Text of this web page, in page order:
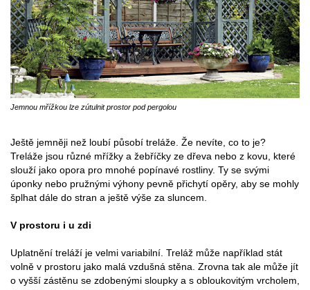
Jemnou mřížkou lze zútulnit prostor pod pergolou
Ještě jemněji než loubí působí treláže. Že nevíte, co to je?
Treláže jsou různé mřížky a žebříčky ze dřeva nebo z kovu, které
slouží jako opora pro mnohé popínavé rostliny. Ty se svými
úponky nebo pružnými výhony pevně přichytí opěry, aby se mohly
šplhat dále do stran a ještě výše za sluncem.
V prostoru i u zdi
Uplatnění treláží je velmi variabilní. Treláž může například stát
volně v prostoru jako malá vzdušná stěna. Zrovna tak ale může jít
o vyšší zástěnu se zdobenými sloupky a s obloukovitým vrcholem,